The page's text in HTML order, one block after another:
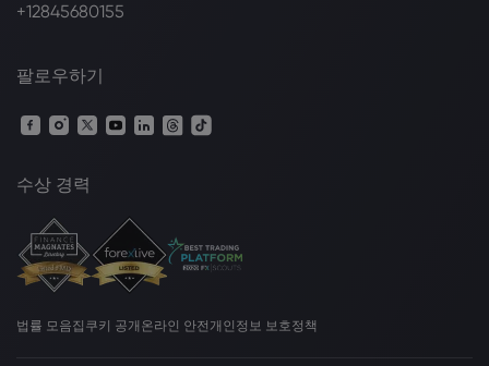
+12845680155
팔로우하기
수상 경력
법률 모음집 쿠키 공개온라인 안전 개인정보 보호정책